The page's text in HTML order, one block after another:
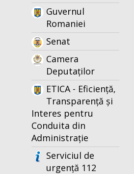
Guvernul
Romaniei
Senat
Camera
Deputaților
ETICA - Eficiență,
Transparență și
Interes pentru
Conduita din
Administrație
Serviciul de
urgență 112